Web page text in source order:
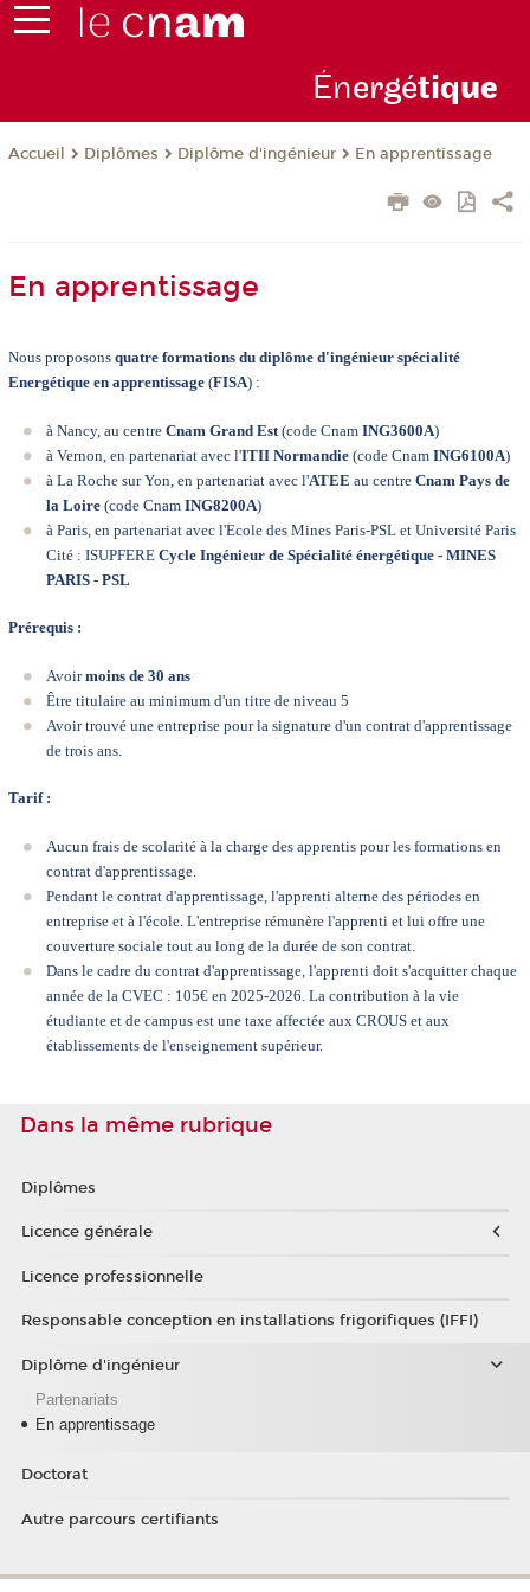
Énergétique
Accueil Diplômes Diplôme d'ingénieur En apprentissage
En apprentissage
Nous proposons quatre formations du diplôme d'ingénieur spécialité
Energétique en apprentissage(FISA) :
à Nancy, au centre Cnam Grand Est (code Cnam ING3600A)
à Vernon, en partenariat avec l'ITII Normandie (code Cnam ING6100A)
à La Roche sur Yon, en partenariat avec l'ATEE au centre Cnam Pays de
la Loire (code Cnam ING8200A)
à Paris, en partenariat avec l'Ecole des Mines Paris-PSL et Université Paris
Cité : ISUPFERE Cycle Ingénieur de Spécialité énergétique - MINES
PARIS - PSL
Prérequis :
Avoirmoins de 30 ans
Être titulaire au minimum d'un titre de niveau 5
Avoir trouvé une entreprise pour la signature d'un contrat d'apprentissage
de trois ans.
Tarif :
Aucun frais de scolarité à la charge des apprentis pour les formations en
contrat d'apprentissage.
Pendant le contrat d'apprentissage, l'apprenti alterne des périodes en
entreprise et à l'école. L'entreprise rémunère l'apprenti et lui offre une
couverture sociale tout au long de la durée de son contrat.
Dans le cadre du contrat d'apprentissage, l'apprenti doit s'acquitter chaque
année de la CVEC : 105€ en 2025-2026. La contribution à la vie
étudiante et de campus est une taxe affectée aux CROUS et aux
établissements de l'enseignement supérieur.
Dans la même rubrique
Diplômes
Licence générale
Licence professionnelle
Responsable conception en installations frigorifiques (IFFI)
Diplôme d'ingénieur
Partenariats
En apprentissage
Doctorat
Autre parcours certifiants